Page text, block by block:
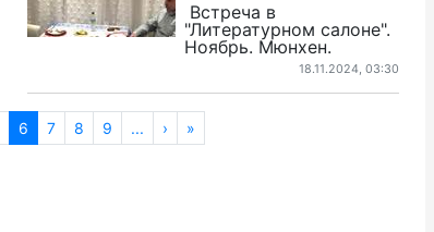
Встреча в
"Литературном салоне".
Ноябрь. Мюнхен.
18.11.2024, 03:30
6 7 8 9 ... › »